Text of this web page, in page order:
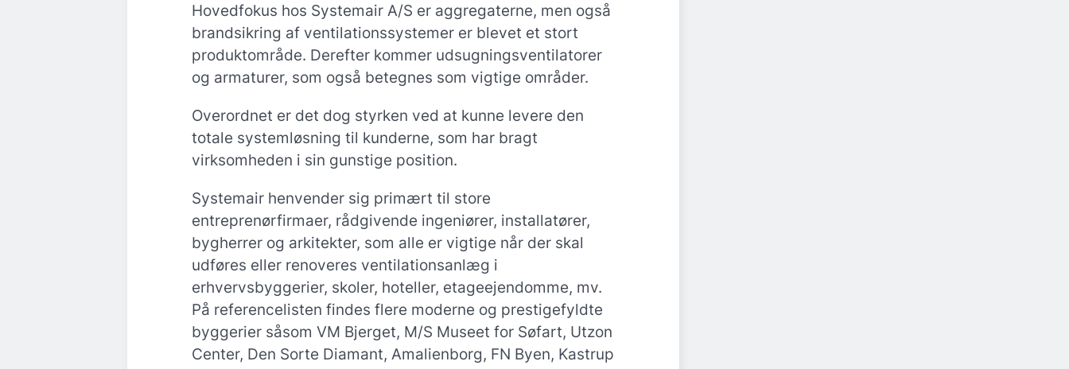
Hovedfokus hos Systemair A/S er aggregaterne, men også
brandsikring af ventilationssystemer er blevet et stort
produktområde. Derefter kommer udsugningsventilatorer
og armaturer, som også betegnes som vigtige områder.
Overordnet er det dog styrken ved at kunne levere den
totale systemløsning til kunderne, som har bragt
virksomheden i sin gunstige position.
Systemair henvender sig primært til store
entreprenørfirmaer, rådgivende ingeniører, installatører,
bygherrer og arkitekter, som alle er vigtige når der skal
udføres eller renoveres ventilationsanlæg i
erhvervsbyggerier, skoler, hoteller, etageejendomme, mv.
På referencelisten findes flere moderne og prestigefyldte
byggerier såsom VM Bjerget, M/S Museet for Søfart, Utzon
Center, Den Sorte Diamant, Amalienborg, FN Byen, Kastrup